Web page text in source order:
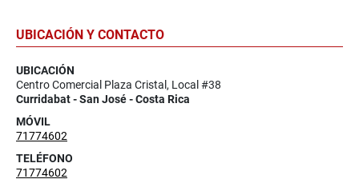
UBICACIÓN Y CONTACTO
UBICACIÓN
Centro Comercial Plaza Cristal, Local #38
Curridabat - San José - Costa Rica
MÓVIL
71774602
TELÉFONO
71774602